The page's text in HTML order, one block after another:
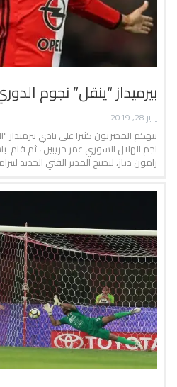
بيرميداز “ينقل” نجوم
يناير 28, 2019
يتهكم المصريون كثيرا على نادي
نجم الهلال السوري عمر خريبين ، ثم قام
رامون دياز، ليصبح المدير الفني الجديد